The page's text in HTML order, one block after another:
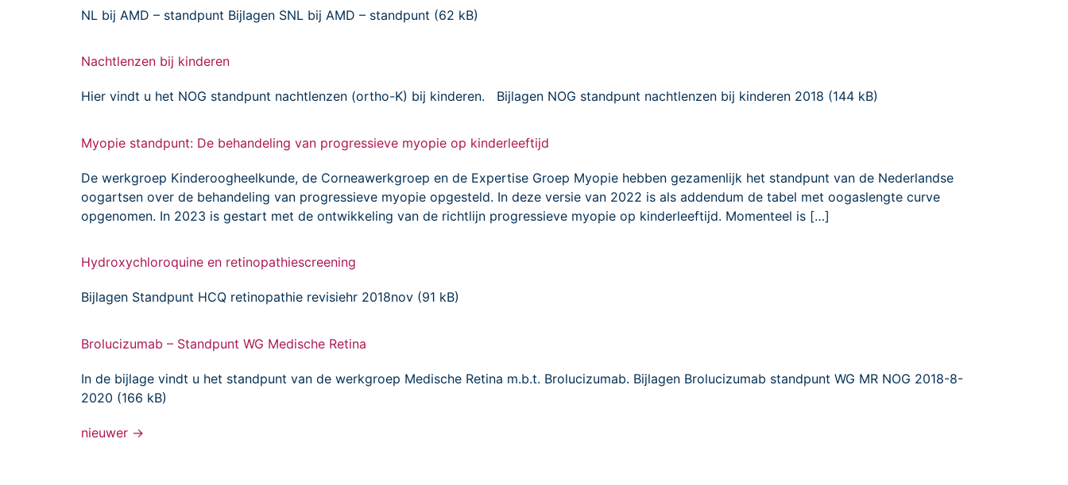
NL bij AMD – standpunt Bijlagen SNL bij AMD – standpunt (62 kB)
Nachtlenzen bij kinderen
Hier vindt u het NOG standpunt nachtlenzen (ortho-K) bij kinderen. Bijlagen NOG standpunt nachtlenzen bij kinderen 2018 (144 kB)
Myopie standpunt: De behandeling van progressieve myopie op kinderleeftijd
De werkgroep Kinderoogheelkunde, de Corneawerkgroep en de Expertise Groep Myopie hebben gezamenlijk het standpunt van de Nederlandse
oogartsen over de behandeling van progressieve myopie opgesteld. In deze versie van 2022 is als addendum de tabel met oogaslengte curve
opgenomen. In 2023 is gestart met de ontwikkeling van de richtlijn progressieve myopie op kinderleeftijd. Momenteel is […]
Hydroxychloroquine en retinopathiescreening
Bijlagen Standpunt HCQ retinopathie revisiehr 2018nov (91 kB)
Brolucizumab – Standpunt WG Medische Retina
In de bijlage vindt u het standpunt van de werkgroep Medische Retina m.b.t. Brolucizumab. Bijlagen Brolucizumab standpunt WG MR NOG 2018-8-
2020 (166 kB)
nieuwer →